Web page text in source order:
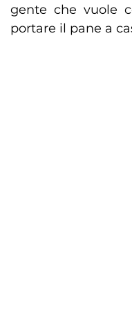
gente che vuole
portare il pane a